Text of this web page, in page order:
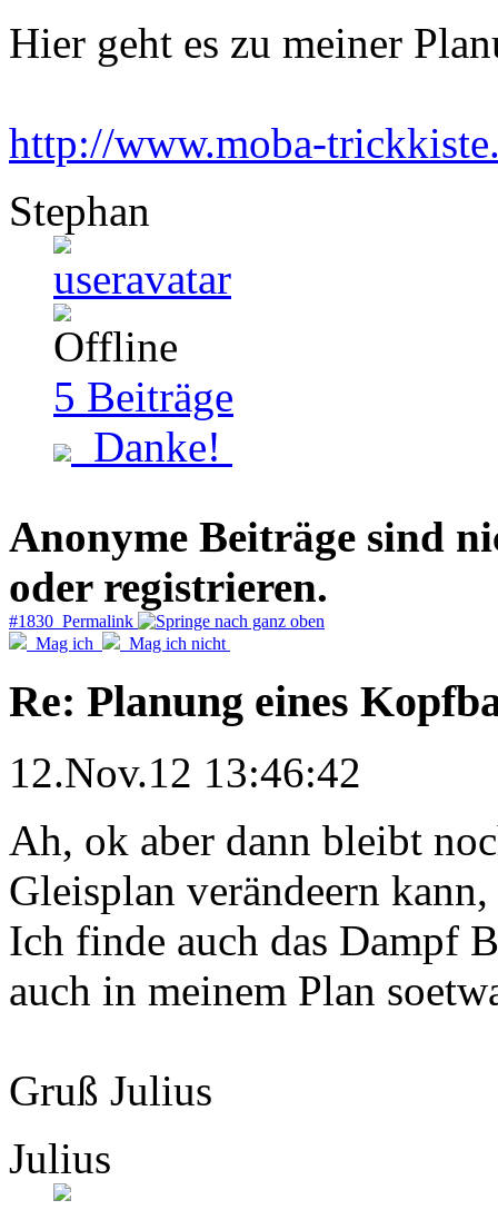
Hier geht es zu meiner
http://www.moba-
Stephan
5 Beiträge
Danke!
Anonyme Beiträge sind
oder registrieren.
#1830 Permalink
Mag ich
Mag ich nicht
Re: Planung eines
12.Nov.12 13:46:42
Ah, ok aber dann bleibt
Gleisplan verändeern
Ich finde auch das Dampf
auch in meinem Plan
Gruß Julius
Julius